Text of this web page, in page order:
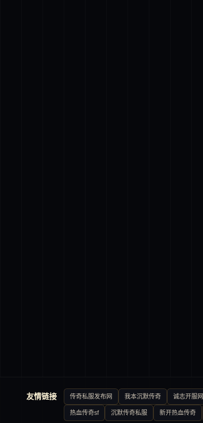
友情链接 传奇私服发布网 我本沉默传奇 诚志开服网
热血传奇sf 沉默传奇私服 新开热血传奇